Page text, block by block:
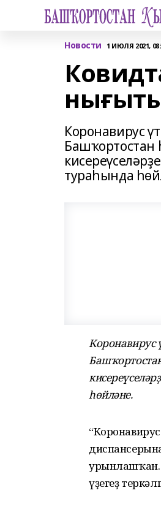
Новости 1 ИЮЛЯ 2021,
Коронавирус
Башҡортостан
тураһында
Коронавирус
һөйләне.
урынлашҡан.
үҙегеҙ